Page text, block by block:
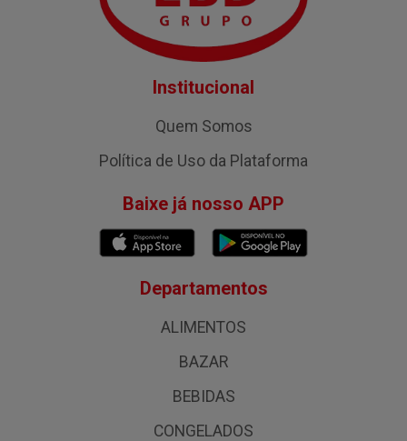
Institucional
Quem Somos
Política de Uso da Plataforma
Baixe já nosso APP
Departamentos
ALIMENTOS
BAZAR
BEBIDAS
CONGELADOS